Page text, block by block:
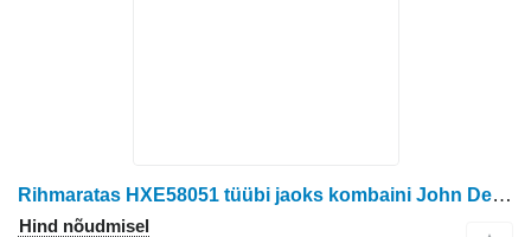
Rihmaratas HXE58051 tüübi jaoks kombaini John Deere W540, W550, W650, W660
Hind nõudmisel